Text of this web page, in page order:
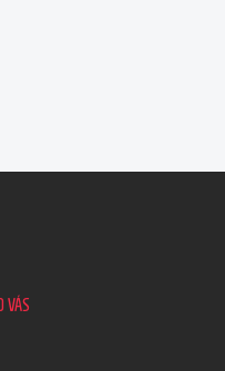
VÁS